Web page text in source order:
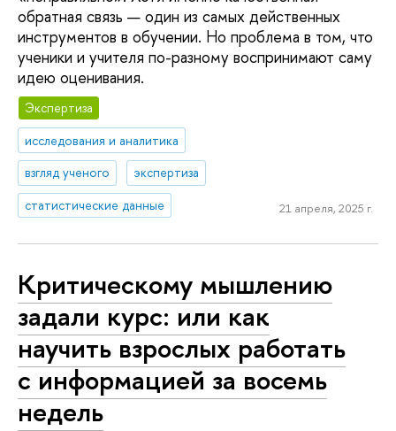
обратная связь — один из самых действенных
инструментов в обучении. Но проблема в том, что
ученики и учителя по-разному воспринимают саму
идею оценивания.
Экспертиза
исследования и аналитика
взгляд ученого
экспертиза
статистические данные
21 апреля, 2025 г.
Критическому мышлению
задали курс: или как
научить взрослых работать
с информацией за восемь
недель